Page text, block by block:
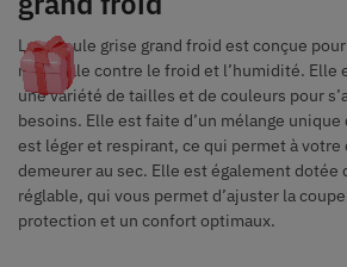
La cagoule grise grand froid est conçue
maximale contre le froid et l’humidité. Elle
une variété de tailles et de couleurs pour
besoins. Elle est faite d’un mélange
est léger et respirant, ce qui permet à votre
demeurer au sec. Elle est également dotée
réglable, qui vous permet d’ajuster la
protection et un confort optimaux.